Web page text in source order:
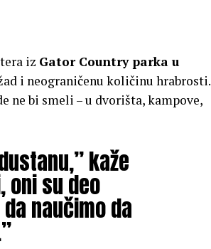
iz Gator Country parka u
i neograničenu količinu hrabrosti.
ne bi smeli – u dvorišta, kampove,
kaže
oni su deo
naučimo da